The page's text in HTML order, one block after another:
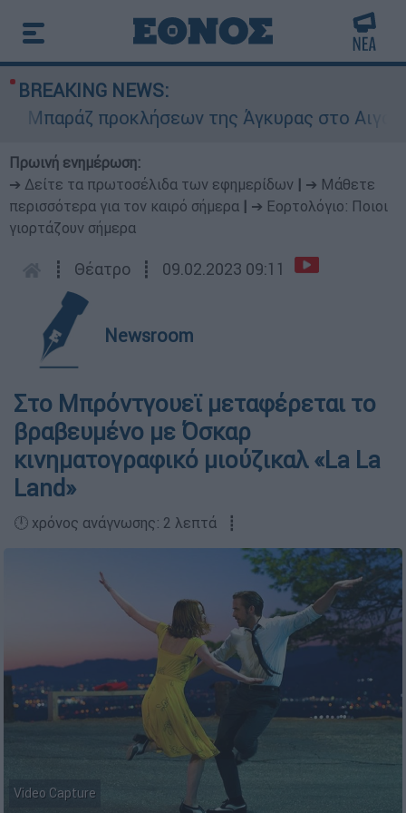
BREAKING NEWS:
προκλήσεων της Άγκυρας στο Αιγαίο:
Πρωινή ενημέρωση:
➔ Δείτε τα πρωτοσέλιδα των εφημερίδων
➔ Μάθετε
περισσότερα για τον καιρό σήμερα
➔ Εορτολόγιο: Ποιοι
γιορτάζουν σήμερα
┋ Θέατρο ┋ 09.02.2023 09:11
Newsroom
Στο Μπρόντγουεϊ μεταφέρεται το
βραβευμένο με Όσκαρ
κινηματογραφικό μιούζικαλ «La La
Land»
🕛 χρόνος ανάγνωσης: 2 λεπτά ┋
Video Capture